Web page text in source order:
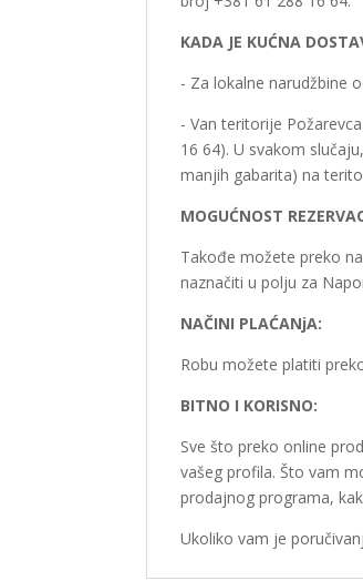
KADA JE KUĆNA
- Za lokalne narudžbine
- Van teritorije
16 64). U svakom
manjih gabarita) na
MOGUĆNOST
Takođe možete preko
naznačiti u polju za
NAČINI PLAĆANjA:
Robu možete platiti
BITNO I KORISNO:
Sve što preko online
vašeg profila. Što vam
prodajnog programa,
Ukoliko vam je